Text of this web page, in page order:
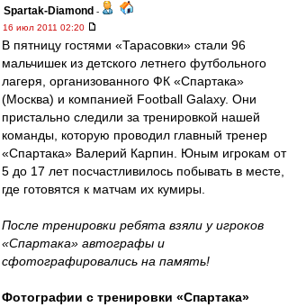
Spartak-Diamond -
16 июл 2011 02:20
В пятницу гостями «Тарасовки» стали 96
мальчишек из детского летнего футбольного
лагеря, организованного ФК «Спартака»
(Москва) и компанией Football Galaxy. Они
пристально следили за тренировкой нашей
команды, которую проводил главный тренер
«Спартака» Валерий Карпин. Юным игрокам от
5 до 17 лет посчастливилось побывать в месте,
где готовятся к матчам их кумиры.
После тренировки ребята взяли у игроков
«Спартака» автографы и
сфотографировались на память!
Фотографии с тренировки «Спартака»